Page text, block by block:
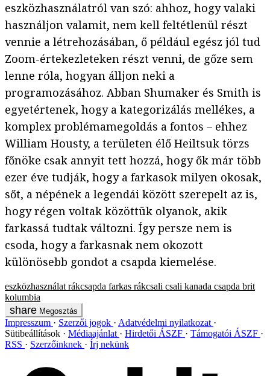
eszközhasználatról van szó: ahhoz, hogy valaki
használjon valamit, nem kell feltétlenül részt
vennie a létrehozásában, ő például egész jól tud
Zoom-értekezleteken részt venni, de gőze sem
lenne róla, hogyan álljon neki a
programozásához. Abban Shumaker és Smith is
egyetértenek, hogy a kategorizálás mellékes, a
komplex problémamegoldás a fontos – ehhez
William Housty, a területen élő Heiltsuk törzs
főnöke csak annyit tett hozzá, hogy ők már több
ezer éve tudják, hogy a farkasok milyen okosak,
sőt, a népének a legendái között szerepelt az is,
hogy régen voltak közöttük olyanok, akik
farkassá tudtak változni. Így persze nem is
csoda, hogy a farkasnak nem okozott
különösebb gondot a csapda kiemelése.
eszközhasználat rákcsapda farkas rákcsali csali kanada csapda brit
kolumbia
Megosztás
Impresszum Szerzői jogok
Adatvédelmi nyilatkozat
Sütibeállítások
Médiaajánlat Hirdetői ÁSZF
Támogatói ÁSZF
RSS
Szerzőinknek Írj nekünk